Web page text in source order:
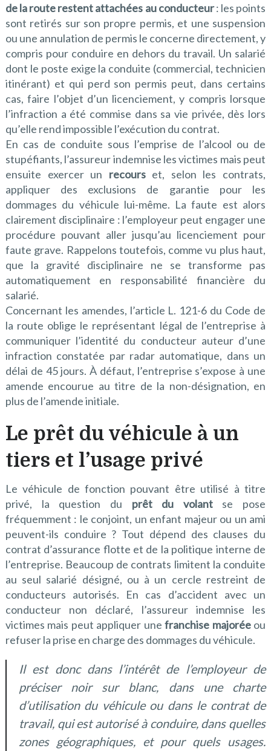
de la route restent attachées au conducteur: les points
sont retirés sur son propre permis, et une suspension
ou une annulation de permis le concerne directement, y
compris pour conduire en dehors du travail. Un salarié
dont le poste exige la conduite (commercial, technicien
itinérant) et qui perd son permis peut, dans certains
cas, faire l’objet d’un licenciement, y compris lorsque
l’infraction a été commise dans sa vie privée, dès lors
qu’elle rend impossible l’exécution du contrat.
En cas de conduite sous l’emprise de l’alcool ou de
stupéfiants, l’assureur indemnise les victimes mais peut
ensuite exercer un recourset, selon les contrats,
appliquer des exclusions de garantie pour les
dommages du véhicule lui-même. La faute est alors
clairement disciplinaire : l’employeur peut engager une
procédure pouvant aller jusqu’au licenciement pour
faute grave. Rappelons toutefois, comme vu plus haut,
que la gravité disciplinaire ne se transforme pas
automatiquement en responsabilité financière du
salarié.
Concernant les amendes, l’article L. 121-6 du Code de
la route oblige le représentant légal de l’entreprise à
communiquer l’identité du conducteur auteur d’une
infraction constatée par radar automatique, dans un
délai de 45 jours. À défaut, l’entreprise s’expose à une
amende encourue au titre de la non-désignation, en
plus de l’amende initiale.
Le prêt du véhicule à un
tiers et l’usage privé
Le véhicule de fonction pouvant être utilisé à titre
privé, la question du prêt du volantse pose
fréquemment : le conjoint, un enfant majeur ou un ami
peuvent-ils conduire ? Tout dépend des clauses du
contrat d’assurance flotte et de la politique interne de
l’entreprise. Beaucoup de contrats limitent la conduite
au seul salarié désigné, ou à un cercle restreint de
conducteurs autorisés. En cas d’accident avec un
conducteur non déclaré, l’assureur indemnise les
victimes mais peut appliquer unefranchise majoréeou
refuser la prise en charge des dommages du véhicule.
Il est donc dans l’intérêt de l’employeur de
préciser noir sur blanc, dans une charte
d’utilisation du véhicule ou dans le contrat de
travail, qui est autorisé à conduire, dans quelles
zones géographiques, et pour quels usages.